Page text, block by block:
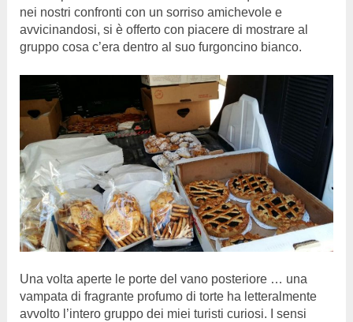
nei nostri confronti con un sorriso amichevole e
avvicinandosi, si è offerto con piacere di mostrare al
gruppo cosa c’era dentro al suo furgoncino bianco.
Una volta aperte le porte del vano posteriore … una
vampata di fragrante profumo di torte ha letteralmente
avvolto l’intero gruppo dei miei turisti curiosi. I sensi